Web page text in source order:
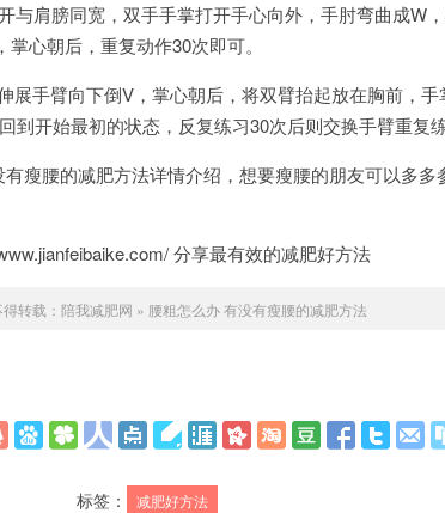
与肩膀同宽，双手手掌打开手心向外，手肘弯曲成W
心朝后，重复动作30次即可。
展手臂向下倒V，掌心朝后，将双臂抬起放在胸前，
到开始最初的状态，反复练习30次后则交换手臂重复练
腰的减肥方法详情介绍，想要瘦腰的朋友可以多多
分享最有效的减肥好方法
转载： 陪我减肥网 » 腰粗怎么办 有没有瘦腰的减肥方法
标签： 减肥好方法